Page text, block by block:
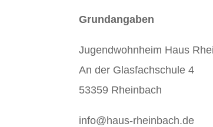
Grundangaben
Jugendwohnheim Haus
An der Glasfachschule 4
53359 Rheinbach
info@haus-rheinbach.de